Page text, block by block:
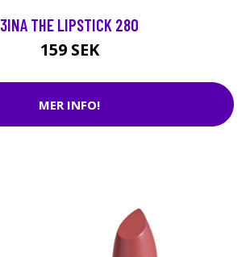
3INA THE LIPSTICK 280
159 SEK
MER INFO!